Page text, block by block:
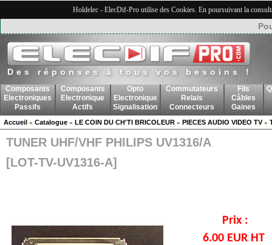
Holdelec - ElecDif-Pro utilise des Cookies. En poursuivant la
Des réponses à tous vos besoins !
Composants
Electroniques
Passifs
Composants
Electronique
Actifs
Opto
Electronique
Signalisation
Commutateurs
Relais
Connecteurs
Fils
Câbles
Gaines
Accueil » Catalogue » LE COIN DU CH'TI BRICOLEUR » PIECES AUDIO VIDEO TV»
TUNER UHF/VHF PHILIPS UV1316/A
[LOT-TV-UV1316-A]
Prix :
6.00 EUR HT